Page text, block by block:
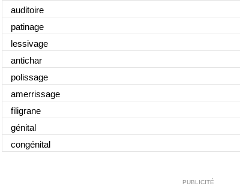
auditoire
patinage
lessivage
antichar
polissage
amerrissage
filigrane
génital
congénital
PUBLICITÉ